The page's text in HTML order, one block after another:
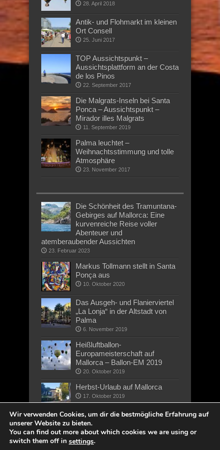
28. April 2018
Antik- und Flohmarkt im kleinen
Ort Consell
25. Juni 2017
TOP Aussichtspunkt –
Aussichtsplattform an der Costa
de los Pinos
22. September 2017
Die Malgrats-Inseln bei Santa
Ponca – Aussichtspunkt –
Mirador illes Malgrats
11. September 2019
Palma leuchtet –
Weihnachtsstimmung und tolle
Atmosphäre
23. November 2017
Die Schönheit des Tramuntana-
Gebirges auf Mallorca: Eine
kurvenreiche Reise voller
Abenteuer und
atemberaubender Aussichten
23. Februar 2023
Markus Tollmann stellt in Santa
Ponça aus
10. Oktober 2020
Das Ausgeh- und Flanierviertel
„La Lonja“ in der Altstadt von
Palma
6. November 2019
Heißluftballon-
Europameisterschaft auf
Mallorca – Ballon-EM 2019
20. Oktober 2019
Herbst-Urlaub auf Mallorca
17. Oktober 2019
Wir verwenden Cookies, um dir die bestmögliche Erfahrung auf
unserer Website zu bieten.
You can find out more about which cookies we are using or
switch them off in settings.